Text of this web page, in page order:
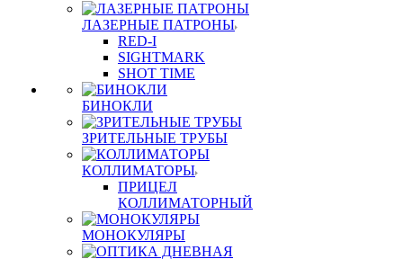
ЛАЗЕРНЫЕ ПАТРОНЫ
RED-I
SIGHTMARK
SHOT TIME
БИНОКЛИ
ЗРИТЕЛЬНЫЕ ТРУБЫ
КОЛЛИМАТОРЫ
ПРИЦЕЛ
КОЛЛИМАТОРНЫЙ
МОНОКУЛЯРЫ